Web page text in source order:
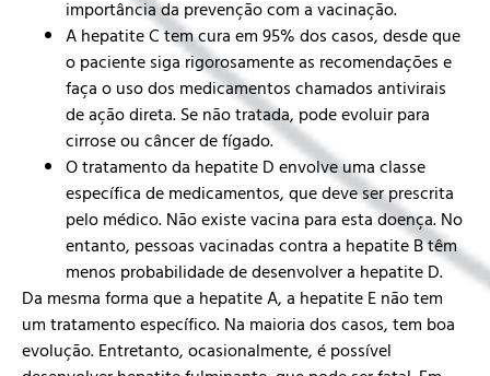
importância da prevenção com a vacinação.
A hepatite C tem cura em 95% dos casos, desde que
o paciente siga rigorosamente as recomendações e
faça o uso dos medicamentos chamados antivirais
de ação direta. Se não tratada, pode evoluir para
cirrose ou câncer de fígado.
O tratamento da hepatite D envolve uma classe
específica de medicamentos, que deve ser prescrita
pelo médico. Não existe vacina para esta doença. No
entanto, pessoas vacinadas contra a hepatite B têm
menos probabilidade de desenvolver a hepatite D.
Da mesma forma que a hepatite A, a hepatite E não tem
um tratamento específico. Na maioria dos casos, tem boa
evolução. Entretanto, ocasionalmente, é possível